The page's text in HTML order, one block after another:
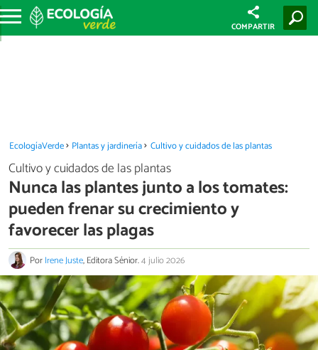
COMPARTIR
EcologíaVerde Plantas y jardinería Cultivo y cuidados de las plantas
Cultivo y cuidados de las plantas
Nunca las plantes junto a los tomates:
pueden frenar su crecimiento y
favorecer las plagas
PorIrene Juste, Editora Sénior.4 julio 2026